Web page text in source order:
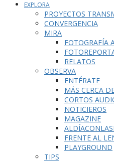
EXPLORA
PROYECTOS
CONVERGENCIA
MIRA
FOTOGRAFÍA
RELATOS
OBSERVA
ENTÉRATE
MÁS CERCA
CORTOS
NOTICIEROS
MAGAZINE
FRENTE AL
PLAYGROUND
TIPS